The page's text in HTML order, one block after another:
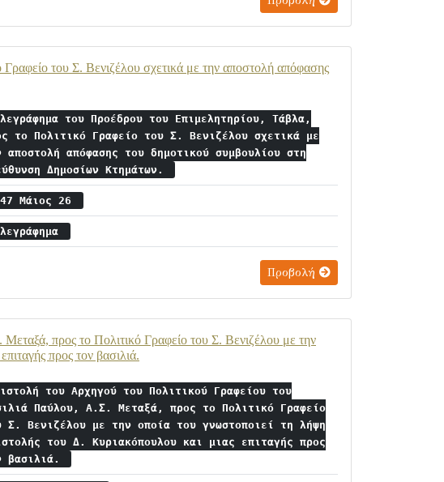
του Σ. Βενιζέλου σχετικά με την αποστολή απόφασης
του Προέδρου του Επιμελητηρίου, Τάβλα,
το Πολιτικό Γραφείο του Σ. Βενιζέλου σχετικά με
αποστολή απόφασης του δημοτικού συμβουλίου στη
Δημοσίων Κτημάτων.
Μάιος 26
Προβολή
προς το Πολιτικό Γραφείο του Σ. Βενιζέλου με την
προς τον βασιλιά.
του Αρχηγού του Πολιτικού Γραφείου του
Παύλου, Α.Σ. Μεταξά, προς το Πολιτικό Γραφείο
Σ. Βενιζέλου με την οποία του γνωστοποιεί τη λήψη
του Δ. Κυριακόπουλου και μιας επιταγής προς
βασιλιά.